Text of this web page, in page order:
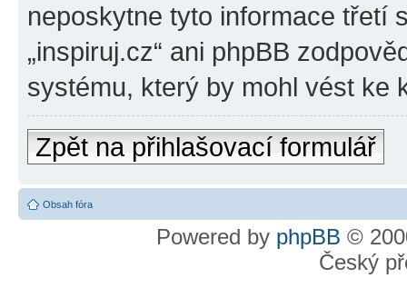
neposkytne tyto informace třetí
„inspiruj.cz“ ani phpBB
systému, který by mohl vést ke
Zpět na přihlašovací formulář
Obsah fóra
Powered by phpBB ©
Český